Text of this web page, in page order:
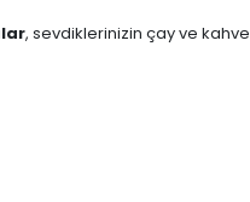
, sevdiklerinizin çay ve kahve